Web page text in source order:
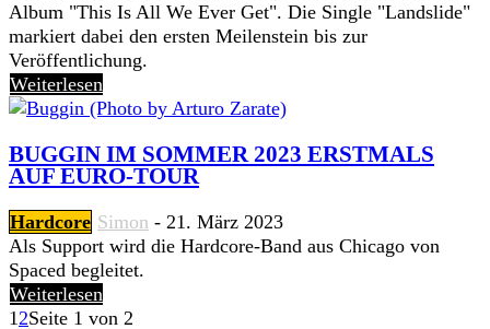
Album "This Is All We Ever Get". Die Single "Landslide"
markiert dabei den ersten Meilenstein bis zur
Veröffentlichung.
Weiterlesen
BUGGIN IM SOMMER 2023 ERSTMALS
AUF EURO-TOUR
Hardcore Simon - 21. März 2023
Als Support wird die Hardcore-Band aus Chicago von
Spaced begleitet.
Weiterlesen
12Seite 1 von 2